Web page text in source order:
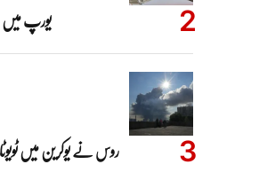
یورپ
روس نے یوکرین میں